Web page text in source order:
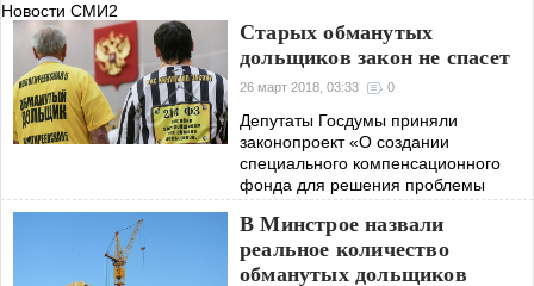
больше, чем годом ранее.
Новости СМИ2
Старых обманутых
дольщиков закон не спасет
26 март 2018, 03:33 0
Депутаты Госдумы приняли
законопроект «О создании
специального компенсационного
фонда для решения проблемы
участников долевого строительства»
во втором чтении.
В Минстрое назвали
реальное количество
обманутых дольщиков